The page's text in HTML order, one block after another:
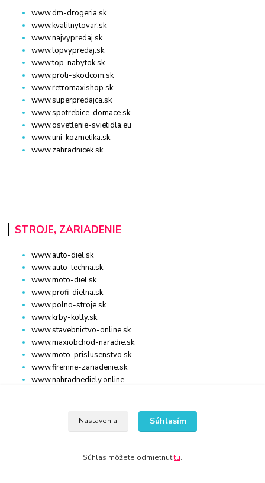
www.dm-drogeria.sk
www.kvalitnytovar.sk
www.najvypredaj.sk
www.topvypredaj.sk
www.top-nabytok.sk
www.proti-skodcom.sk
www.retromaxishop.sk
www.superpredajca.sk
www.spotrebice-domace.sk
www.osvetlenie-svietidla.eu
www.uni-kozmetika.sk
www.zahradnicek.sk
STROJE, ZARIADENIE
www.auto-diel.sk
www.auto-techna.sk
www.moto-diel.sk
www.profi-dielna.sk
www.polno-stroje.sk
www.krby-kotly.sk
www.stavebnictvo-online.sk
www.maxiobchod-naradie.sk
www.moto-prislusenstvo.sk
www.firemne-zariadenie.sk
www.nahradnediely.online
www.zariadenie-firmy.sk
Nastavenia Súhlasím
Súhlas môžete odmietnuťtu.